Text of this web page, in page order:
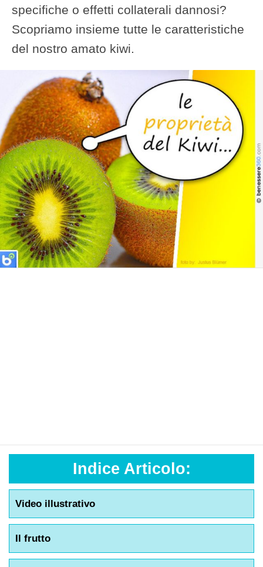
specifiche o effetti collaterali dannosi?
Scopriamo insieme tutte le caratteristiche
del nostro amato kiwi.
Indice Articolo:
Video illustrativo
Il frutto